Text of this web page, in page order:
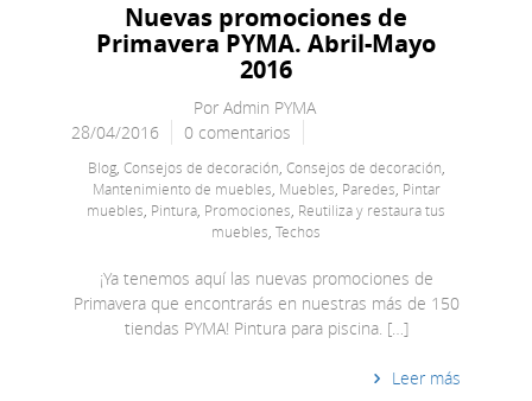
Nuevas promociones de
Primavera PYMA. Abril-Mayo
2016
Por Admin PYMA
28/04/2016
0 comentarios
Blog, Consejos de decoración Consejos de decoración
Mantenimiento de muebles Muebles Paredes Pintar
muebles Pintura Promociones Reutiliza y restaura tus
muebles Techos
¡Ya tenemos aquí las nuevas promociones de
Primavera que encontrarás en nuestras más de 150
tiendas PYMA! Pintura para piscina. […]
Leer más